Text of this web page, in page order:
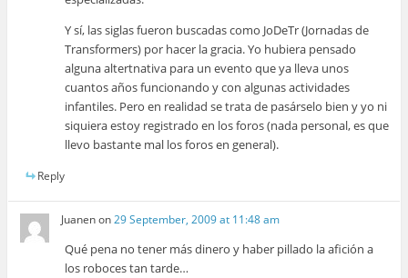
Y sí, las siglas fueron buscadas como JoDeTr (Jornadas de
Transformers) por hacer la gracia. Yo hubiera pensado
alguna altertnativa para un evento que ya lleva unos
cuantos años funcionando y con algunas actividades
infantiles. Pero en realidad se trata de pasárselo bien y yo ni
siquiera estoy registrado en los foros (nada personal, es que
llevo bastante mal los foros en general).
Reply
Juanenon29 September, 2009 at 11:48 am
Qué pena no tener más dinero y haber pillado la afición a
los roboces tan tarde…